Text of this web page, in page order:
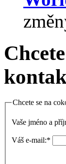
Chcete se na
Vaše jméno a
Váš e-mail:*